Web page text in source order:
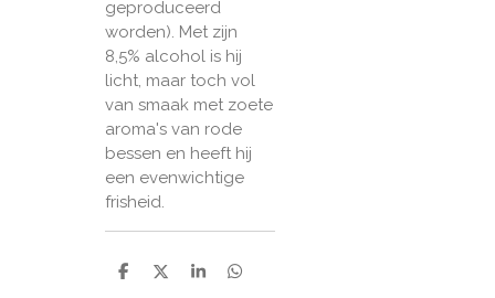
geproduceerd
worden). Met zijn
8,5% alcohol is hij
licht, maar toch vol
van smaak met zoete
aroma's van rode
bessen en heeft hij
een evenwichtige
frisheid.
D
D
S
D